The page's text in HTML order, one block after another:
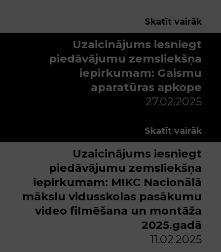
Skatīt vairāk
Uzaicinājums iesniegt
piedāvājumu zemsliekšņa
iepirkumam: Gaismu
aparatūras apkope
27.02.2025
Skatīt vairāk
Uzaicinājums iesniegt
piedāvājumu zemsliekšņa
iepirkumam: MIKC Nacionālā
mākslu vidusskolas pasākumu
video filmēšana un montāža
2025.gadā
11.02.2025